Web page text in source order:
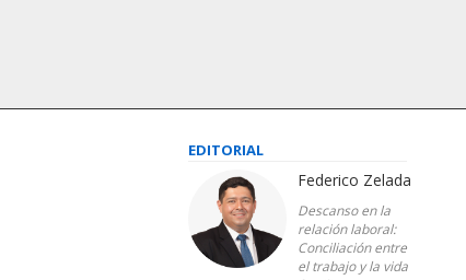
EDITORIAL
Federico Zelada
Descanso en la
relación laboral:
Conciliación entre
el trabajo y la vida